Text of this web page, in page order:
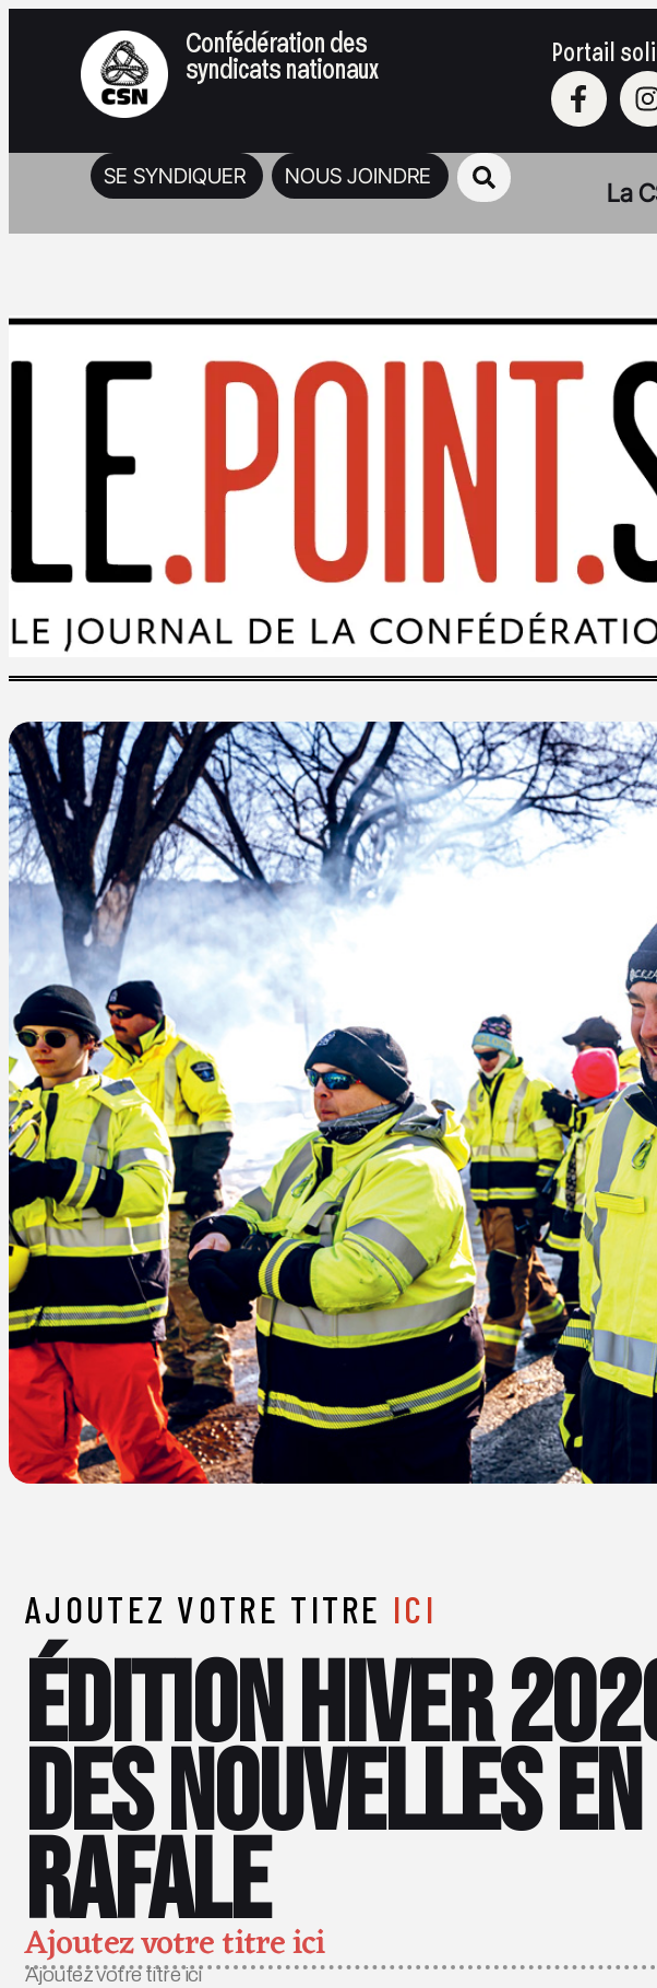
Confédération des
syndicats nationaux Portail
SE SYNDIQUER NOUS JOINDRE
La
AJOUTEZ VOTRE TITRE ICI
Édition hiver
des nouvelles en
rafale
Ajoutez votre titre ici
Ajoutez votre titre ici